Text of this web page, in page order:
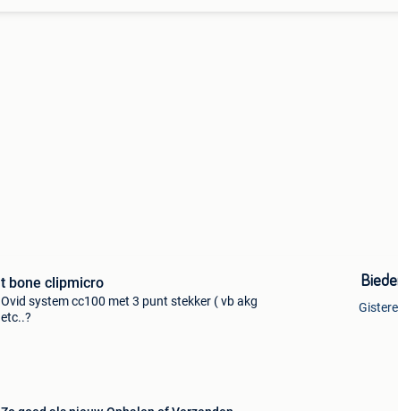
t bone clipmicro
Ovid system cc100 met 3 punt stekker ( vb akg
etc..?